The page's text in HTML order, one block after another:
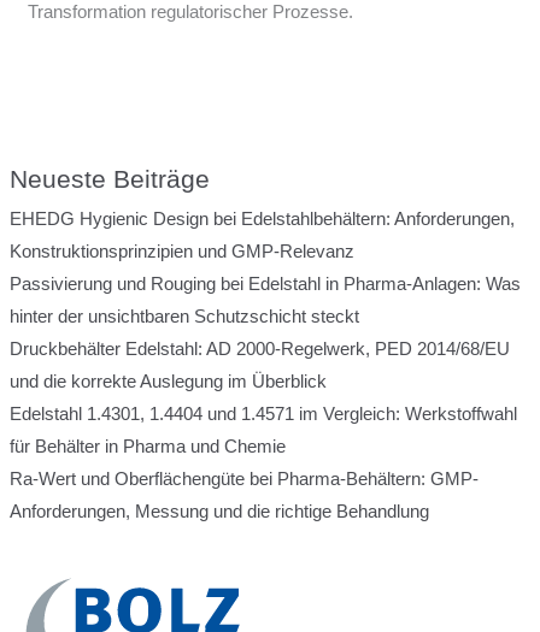
Transformation regulatorischer Prozesse.
Neueste Beiträge
EHEDG Hygienic Design bei Edelstahlbehältern: Anforderungen,
Konstruktionsprinzipien und GMP-Relevanz
Passivierung und Rouging bei Edelstahl in Pharma-Anlagen: Was
hinter der unsichtbaren Schutzschicht steckt
Druckbehälter Edelstahl: AD 2000-Regelwerk, PED 2014/68/EU
und die korrekte Auslegung im Überblick
Edelstahl 1.4301, 1.4404 und 1.4571 im Vergleich: Werkstoffwahl
für Behälter in Pharma und Chemie
Ra-Wert und Oberflächengüte bei Pharma-Behältern: GMP-
Anforderungen, Messung und die richtige Behandlung